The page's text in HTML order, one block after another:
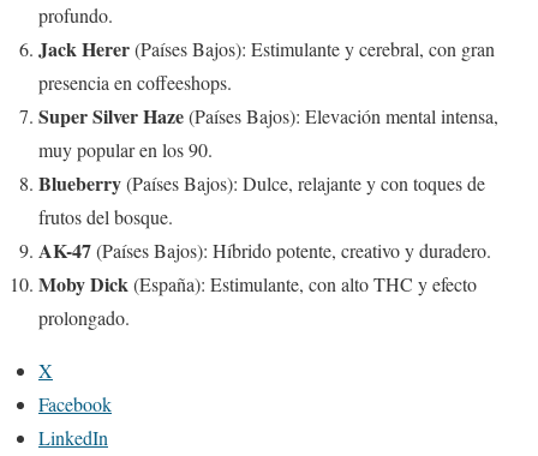
profundo.
Jack Herer(Países Bajos): Estimulante y cerebral, con gran
presencia en coffeeshops.
Super Silver Haze(Países Bajos): Elevación mental intensa,
muy popular en los 90.
Blueberry(Países Bajos): Dulce, relajante y con toques de
frutos del bosque.
AK-47(Países Bajos): Híbrido potente, creativo y duradero.
Moby Dick(España): Estimulante, con alto THC y efecto
prolongado.
X
Facebook
LinkedIn